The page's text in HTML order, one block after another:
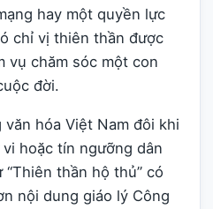
hay một quyền lực
chỉ vị thiên thần được
vụ chăm sóc một con
đời.
văn hóa Việt Nam đôi khi
hoặc tín ngưỡng dân
thần hộ thủ” có
nội dung giáo lý Công